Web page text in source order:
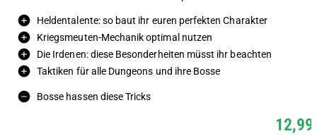
Heldentalente: so baut ihr euren perfekten Charakter
Kriegsmeuten-Mechanik optimal nutzen
Die Irdenen: diese Besonderheiten müsst ihr beachten
Taktiken für alle Dungeons und ihre Bosse
Bosse hassen diese Tricks